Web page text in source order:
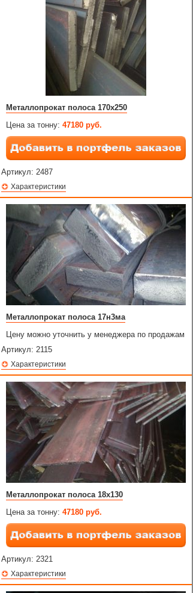
Металлопрокат полоса 170х250
Цена за тонну: 47180 руб.
Артикул: 2487
Характеристики
Металлопрокат полоса 17н3ма
Цену можно уточнить у менеджера по продажам
Артикул: 2115
Характеристики
Металлопрокат полоса 18х130
Цена за тонну: 47180 руб.
Артикул: 2321
Характеристики